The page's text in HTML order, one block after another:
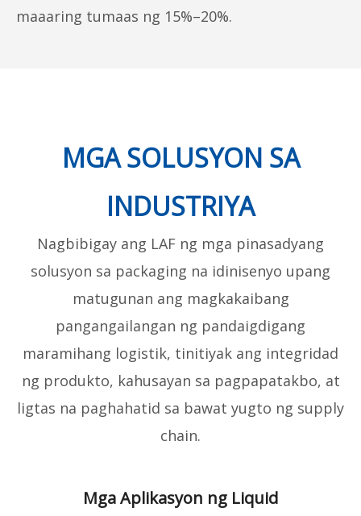
maaaring tumaas ng 15%–20%.
MGA SOLUSYON SA
INDUSTRIYA
Nagbibigay ang LAF ng mga pinasadyang
solusyon sa packaging na idinisenyo upang
matugunan ang magkakaibang
pangangailangan ng pandaigdigang
maramihang logistik, tinitiyak ang integridad
ng produkto, kahusayan sa pagpapatakbo, at
ligtas na paghahatid sa bawat yugto ng supply
chain.
Mga Aplikasyon ng Liquid